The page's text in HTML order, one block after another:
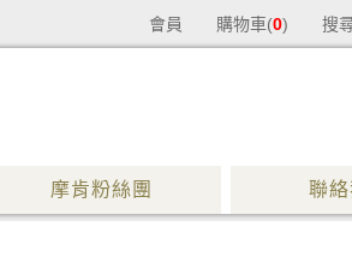
會員 購物車(0) 搜
摩肯粉絲團 聯絡